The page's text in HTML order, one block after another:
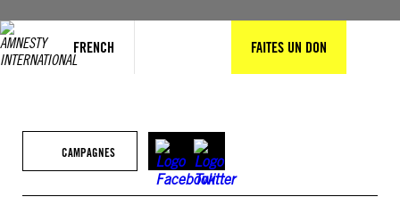
FRENCH FAITES UN DON
CAMPAGNES